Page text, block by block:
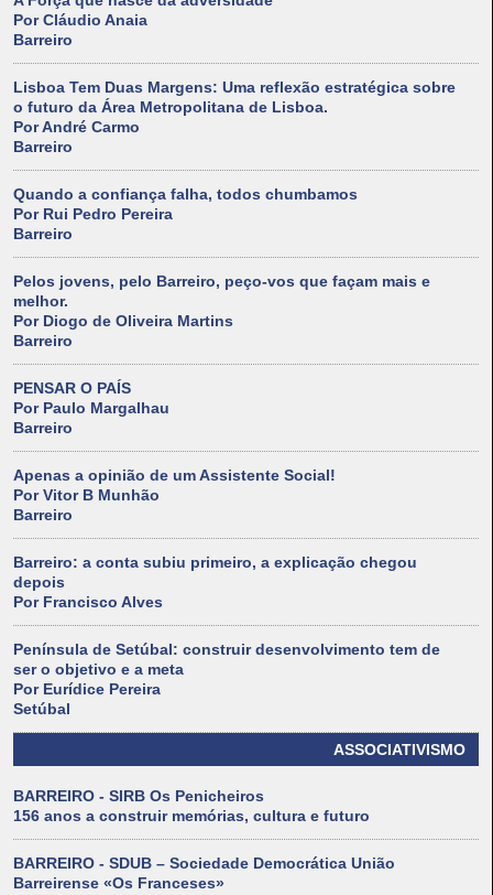
Por Cláudio Anaia
Barreiro
Lisboa Tem Duas Margens: Uma reflexão estratégica sobre
o futuro da Área Metropolitana de Lisboa.
Por André Carmo
Barreiro
Quando a confiança falha, todos chumbamos
Por Rui Pedro Pereira
Barreiro
Pelos jovens, pelo Barreiro, peço-vos que façam mais e
melhor.
Por Diogo de Oliveira Martins
Barreiro
PENSAR O PAÍS
Por Paulo Margalhau
Barreiro
Apenas a opinião de um Assistente Social!
Por Vitor B Munhão
Barreiro
Barreiro: a conta subiu primeiro, a explicação chegou
depois
Por Francisco Alves
Península de Setúbal: construir desenvolvimento tem de
ser o objetivo e a meta
Por Eurídice Pereira
Setúbal
ASSOCIATIVISMO
BARREIRO - SIRB Os Penicheiros
156 anos a construir memórias, cultura e futuro
BARREIRO - SDUB – Sociedade Democrática União
Barreirense «Os Franceses»